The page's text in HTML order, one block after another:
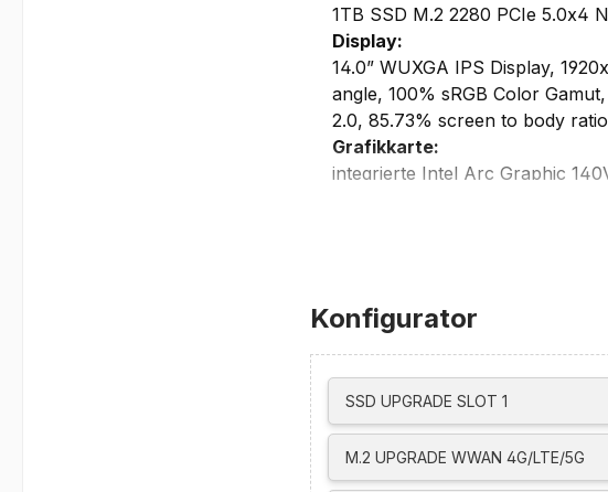
1TB SSD M.2 2280 PCIe 5.0x4
Display:
14.0” WUXGA IPS Display,
angle, 100% sRGB Color
2.0, 85.73% screen to body ratio
Grafikkarte:
integrierte Intel Arc Graphic
Netzwerk/Kommunikation:
integrierte IR-Discrete und 5.0
Gigabit Ethernet, Intel Ethernet
Intel Wi-Fi 7 BE201, 802.11be
Bluetooth 5.4
WWAN ready
Schnittstellen/Steckplätze:
Konfigurator
SSD UPGRADE SLOT 1
M.2 UPGRADE WWAN 4G/LTE/5G